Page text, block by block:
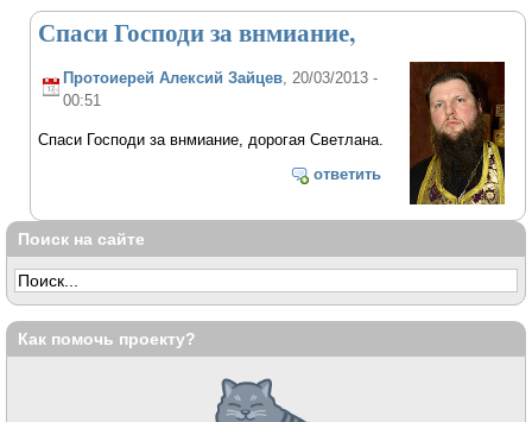
Спаси Господи за внмиание,
Протоиерей Алексий Зайцев, 20/03/2013 -
00:51
Спаси Господи за внмиание, дорогая Светлана.
ответить
Поиск на сайте
Как помочь проекту?